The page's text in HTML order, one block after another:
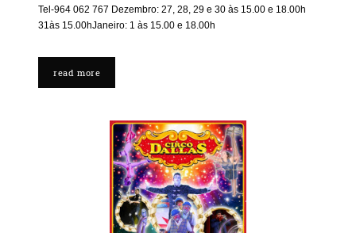
Tel-964 062 767 Dezembro: 27, 28, 29 e 30 às 15.00 e 18.00h
31às 15.00hJaneiro: 1 às 15.00 e 18.00h
read more